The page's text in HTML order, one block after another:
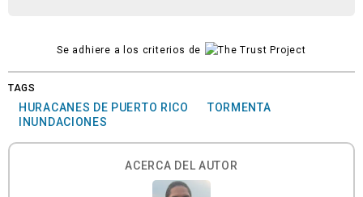
Se adhiere a los criterios de
TAGS
HURACANES DE PUERTO RICO
TORMENTA
INUNDACIONES
ACERCA DEL AUTOR